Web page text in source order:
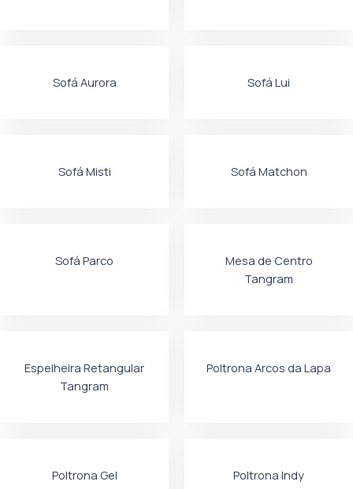
Sofá Aurora Sofá Lui
Sofá Misti Sofá Matchon
Sofá Parco
Mesa de Centro
Tangram
Espelheira Retangular
Tangram
Poltrona Arcos da Lapa
Poltrona Gel Poltrona Indy